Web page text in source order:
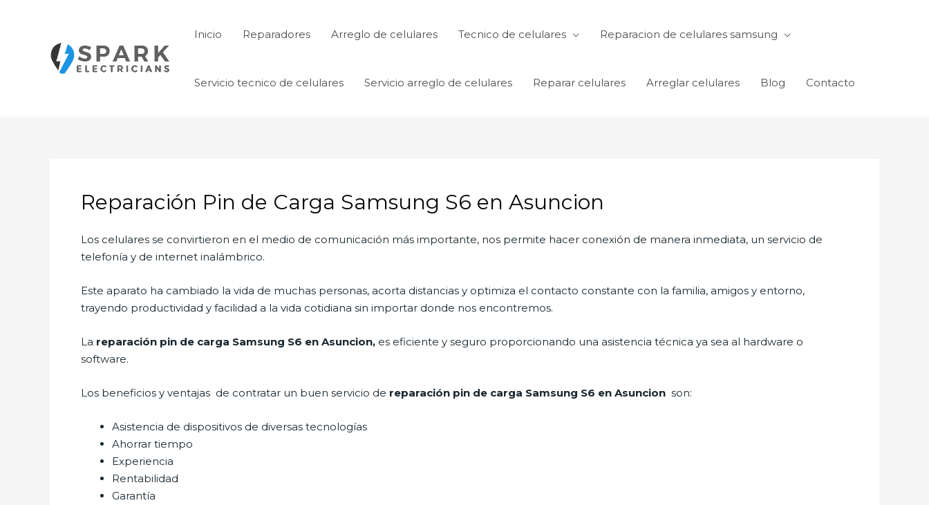
Inicio Reparadores Arreglo de celulares Tecnico de celulares Reparacion de celulares samsung
Servicio tecnico de celulares Servicio arreglo de celulares Reparar celulares Arreglar celulares Blog Contacto
Reparación Pin de Carga Samsung S6 en Asuncion
Los celulares se convirtieron en el medio de comunicación más importante, nos permite hacer conexión de manera inmediata, un servicio de
telefonía y de internet inalámbrico.
Este aparato ha cambiado la vida de muchas personas, acorta distancias y optimiza el contacto constante con la familia, amigos y entorno,
trayendo productividad y facilidad a la vida cotidiana sin importar donde nos encontremos.
La reparación pin de carga Samsung S6 en Asuncion, es eficiente y seguro proporcionando una asistencia técnica ya sea al hardware o
software.
Los beneficios y ventajas de contratar un buen servicio de reparación pin de carga Samsung S6 en Asuncion son:
Asistencia de dispositivos de diversas tecnologías
Ahorrar tiempo
Experiencia
Rentabilidad
Garantía